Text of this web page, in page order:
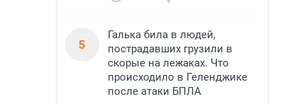
5
Галька била в людей,
пострадавших грузили в
скорые на лежаках. Что
происходило в Геленджике
после атаки БПЛА